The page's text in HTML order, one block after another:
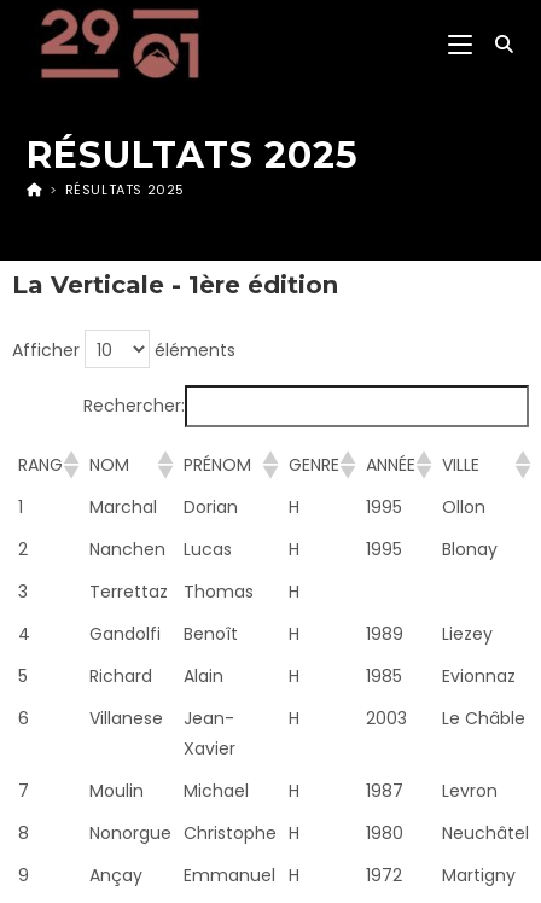
RÉSULTATS 2025
> RÉSULTATS 2025
La Verticale - 1ère édition
Afficher éléments
Rechercher:
RANG NOM PRÉNOM GENRE ANNÉE
VILLE
1
Marchal Dorian H 1995
Ollon
2
Nanchen Lucas H 1995
Blonay
3
Terrettaz Thomas
H
4
Gandolfi Benoît H 1989
Liezey
5
Richard Alain H 1985
Evionnaz
6
Villanese
Jean-
Xavier
H 2003 Le Châble
7 Moulin Michael H 1987
Levron
8
Nonorgue Christophe H 1980
Neuchâtel
9
Ançay Emmanuel H 1972
Martigny